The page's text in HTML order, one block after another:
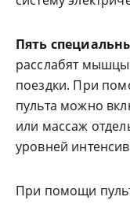
Пять
расслабят
поездки. При
пульта можно
или массаж
уровней
При помощи